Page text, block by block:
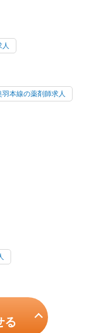
人
本線の薬剤師求人
る